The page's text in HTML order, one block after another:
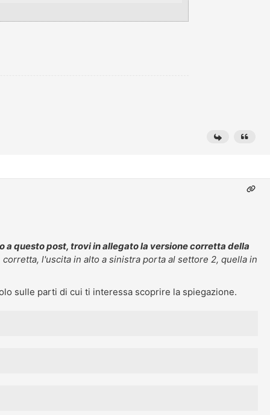
a questo post, trovi in allegato la versione corretta della
l'uscita in alto a sinistra porta al settore 2, quella in
sulle parti di cui ti interessa scoprire la spiegazione.